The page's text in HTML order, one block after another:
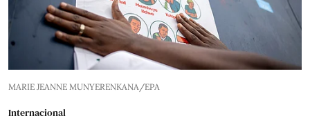
MARIE JEANNE MUNYERENKANA/EPA
Internacional